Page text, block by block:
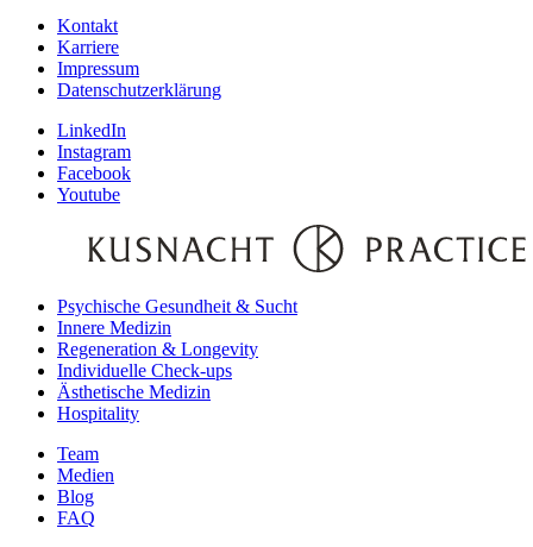
Kontakt
Karriere
Impressum
Datenschutzerklärung
LinkedIn
Instagram
Facebook
Youtube
Psychische Gesundheit & Sucht
Innere Medizin
Regeneration & Longevity
Individuelle Check-ups
Ästhetische Medizin
Hospitality
Team
Medien
Blog
FAQ